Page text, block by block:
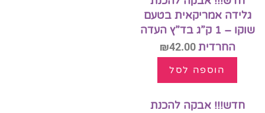
גלידה אמריקאית בטעם
שוקו – 1 ק”ג בד”ץ העדה
החרדית
₪42.00
הוספה לסל
חדש!!! אבקה להכנת